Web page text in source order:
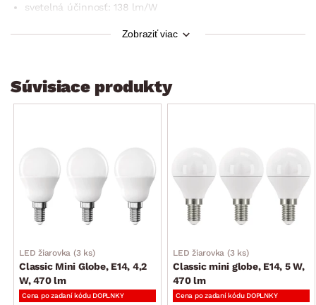
svetelná účinnosť: 138 lm/W
účinník: 0,50
počet spínacích cyklov: 25 000
počet čipov: 4
napätie: 230 V~/50 Hz
rozmer: 4,5×8×4,5 cm
predajný obal: 1 ks, krabička
Odoslať spätnú väzbu
Zobraziť viac
Súvisiace produkty
LED žiarovka (3 ks)
Classic Mini Globe, E14, 4,2
W, 470 lm
Cena po zadaní kódu DOPLNKY
LED žiarovka (3 ks)
Classic mini globe, E14, 5 W,
470 lm
Cena po zadaní kódu DOPLNKY